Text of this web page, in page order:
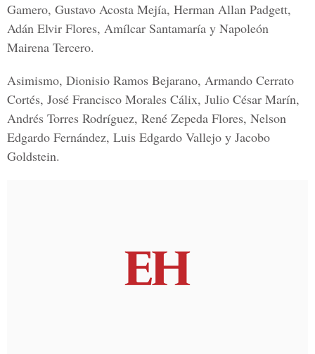
Gamero, Gustavo Acosta Mejía, Herman Allan Padgett,
Adán Elvir Flores, Amílcar Santamaría y Napoleón
Mairena Tercero.
Asimismo, Dionisio Ramos Bejarano, Armando Cerrato
Cortés, José Francisco Morales Cálix, Julio César Marín,
Andrés Torres Rodríguez, René Zepeda Flores, Nelson
Edgardo Fernández, Luis Edgardo Vallejo y Jacobo
Goldstein.